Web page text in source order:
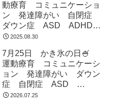
動療育 コミュニケーショ
ン 発達障がい 自閉症
ダウン症 ASD ADHD
放課後等デイサービス 児
ばみらい市 坂東市 守谷
市
2025.08.30
7月25日 かき氷の日🍧
運動療育 コミュニケーシ
ョン 発達障がい ダウン
症 自閉症 ASD
ADHD 児童発達支援 放
2026.07.25